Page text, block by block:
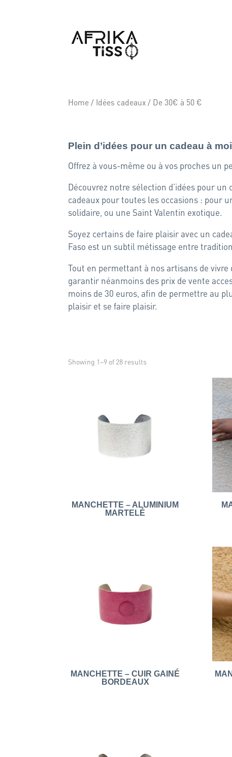
Home / Idées cadeaux / De 30€ à 50 €
Plein d’idées pour un cadeau à
Offrez à vous-même ou à vos proches un
Découvrez notre sélection d’idées pour un
cadeaux pour toutes les occasions : pour
solidaire, ou une Saint Valentin exotique.
Soyez certains de faire plaisir avec un
Faso est un subtil métissage entre
Tout en permettant à nos artisans de
garantir néanmoins des prix de vente
moins de 30 euros, afin de permettre au
plaisir et se faire plaisir.
Showing 1–9 of 28 results
MANCHETTE – ALUMINIUM
MARTELÉ
MANCHETTE – CUIR GAINÉ
BORDEAUX